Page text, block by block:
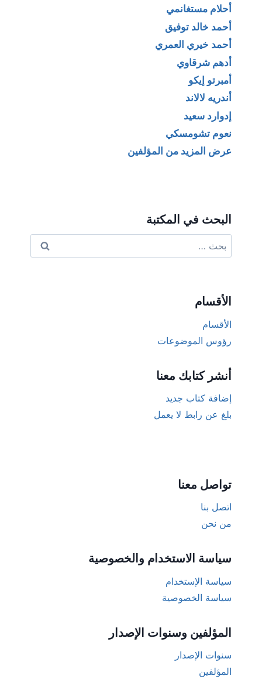
أحلام مستغانمي
أحمد خالد توفيق
أحمد خيري العمري
أدهم شرقاوي
أمبرتو إيكو
أندريه لالاند
إدوارد سعيد
نعوم تشومسكي
عرض المزيد من المؤلفين
البحث في المكتبة
عن:
الأقسام
الأقسام
رؤوس الموضوعات
أنشر كتابك معنا
إضافة كتاب جديد
بلغ عن رابط لا يعمل
تواصل معنا
اتصل بنا
من نحن
سياسة الاستخدام والخصوصية
سياسة الإستخدام
سياسة الخصوصية
المؤلفين وسنوات الإصدار
سنوات الإصدار
المؤلفين